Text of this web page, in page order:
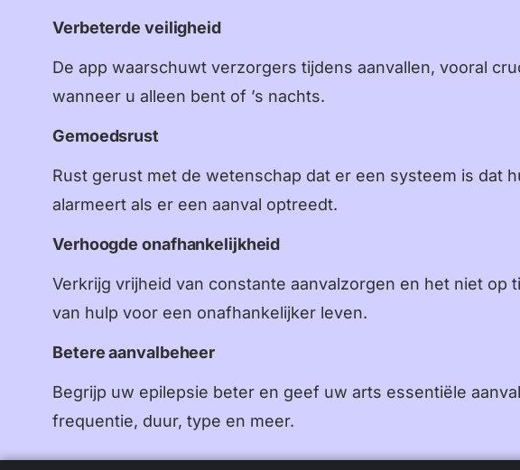
Verbeterde veiligheid
De app waarschuwt verzorgers tijdens aanvallen, vooral
wanneer u alleen bent of ’s nachts.
Gemoedsrust
Rust gerust met de wetenschap dat er een systeem is dat
alarmeert als er een aanval optreedt.
Verhoogde onafhankelijkheid
Verkrijg vrijheid van constante aanvalzorgen en het niet op
van hulp voor een onafhankelijker leven.
Betere aanvalbeheer
Begrijp uw epilepsie beter en geef uw arts essentiële
frequentie, duur, type en meer.